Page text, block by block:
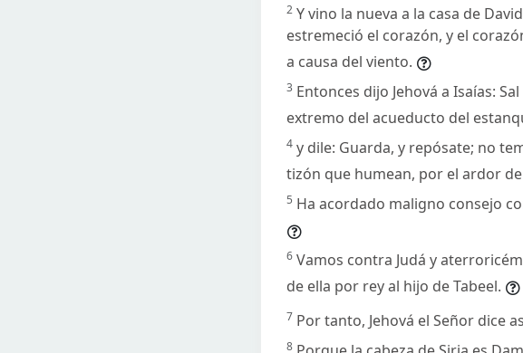
2 Y vino la nueva a la casa de
estremeció el corazón, y el
a causa del viento.
3 Entonces dijo Jehová a Isaías:
extremo del acueducto del
4 y dile: Guarda, y repósate; no
tizón que humean, por el ardor de
5 Ha acordado maligno consejo
6 Vamos contra Judá y
de ella por rey al hijo de Tabeel.
7 Por tanto, Jehová el Señor dice
8